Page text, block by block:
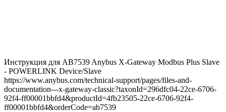
Инструкция для AB7539 Anybus X-Gateway Modbus Plus Slave
- POWERLINK Device/Slave
https://www.anybus.com/technical-support/pages/files-and-
documentation---x-gateway-classic?taxonId=296dfc04-22ce-6706-
92f4-ff00001bbfd4&productId=4fb23505-22ce-6706-92f4-
ff00001bbfd4&orderCode=ab7539